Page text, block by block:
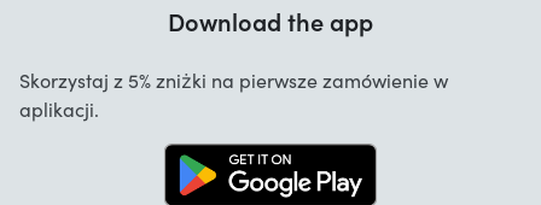
Kontakt
Startselect App
Oferty pracy
Download the app
Skorzystaj z 5% zniżki na pierwsze zamówienie w
aplikacji.